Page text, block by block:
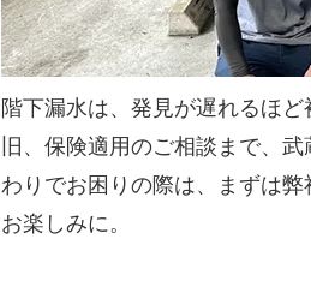
階下漏水は、発見が遅れるほ
旧、保険適用のご相談まで、
わりでお困りの際は、まずは
お楽しみに。